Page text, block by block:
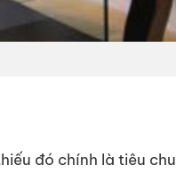
đó chính là tiêu